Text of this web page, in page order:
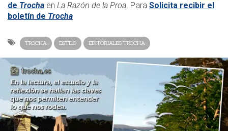
de Trocha en La Razón de la Proa. Para Solicita recibir el
boletín de Trocha
TROCHA ESTILO EDITORIALES TROCHA